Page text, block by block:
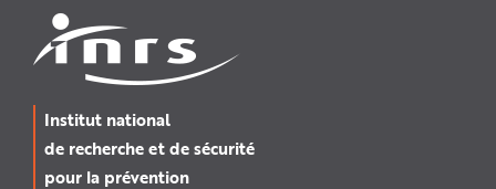
Institut national
de recherche et de sécurité
pour la prévention